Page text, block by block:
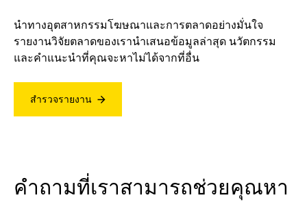
นำทางอุตสาหกรรมโฆษณาและการตลาดอย่างมั่นใจ
รายงานวิจัยตลาดของเรานำเสนอข้อมูลล่าสุด นวัตกรรม
และคำแนะนำที่คุณจะหาไม่ได้จากที่อื่น
สำรวจรายงาน
คำถามที่เราสามารถช่วยคุณหา